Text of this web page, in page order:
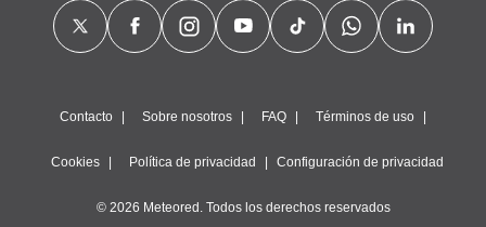
Contacto Sobre nosotros FAQ Términos de uso
Cookies Política de privacidad Configuración de privacidad
© 2026 Meteored. Todos los derechos reservados